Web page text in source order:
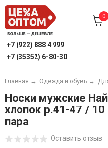
0
+7 (922) 888 4 999
+7 (35352) 6-80-30
Главная → Одежда и обувь →
Носки мужские
хлопок р.41-47 / 10
пара
Оставить отзыв